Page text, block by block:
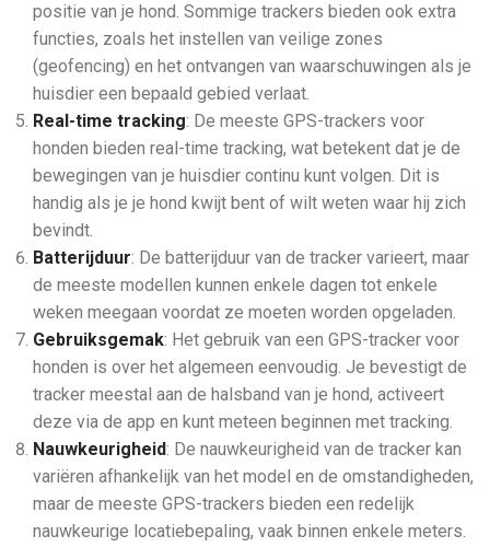
positie van je hond. Sommige trackers bieden ook extra
functies, zoals het instellen van veilige zones
(geofencing) en het ontvangen van waarschuwingen als je
huisdier een bepaald gebied verlaat.
Real-time tracking: De meeste GPS-trackers voor
honden bieden real-time tracking, wat betekent dat je de
bewegingen van je huisdier continu kunt volgen. Dit is
handig als je je hond kwijt bent of wilt weten waar hij zich
bevindt.
Batterijduur: De batterijduur van de tracker varieert, maar
de meeste modellen kunnen enkele dagen tot enkele
weken meegaan voordat ze moeten worden opgeladen.
Gebruiksgemak: Het gebruik van een GPS-tracker voor
honden is over het algemeen eenvoudig. Je bevestigt de
tracker meestal aan de halsband van je hond, activeert
deze via de app en kunt meteen beginnen met tracking.
Nauwkeurigheid: De nauwkeurigheid van de tracker kan
variëren afhankelijk van het model en de omstandigheden,
maar de meeste GPS-trackers bieden een redelijk
nauwkeurige locatiebepaling, vaak binnen enkele meters.